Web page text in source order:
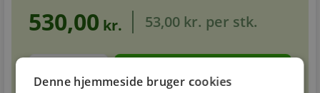
530,00 kr. 53,00 kr. per stk.
Denne hjemmeside bruger cookies